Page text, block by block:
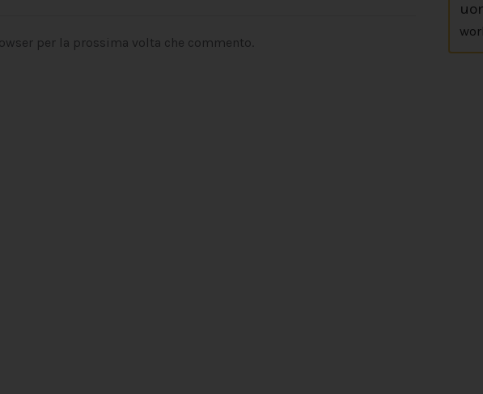
per la prossima volta che commento.